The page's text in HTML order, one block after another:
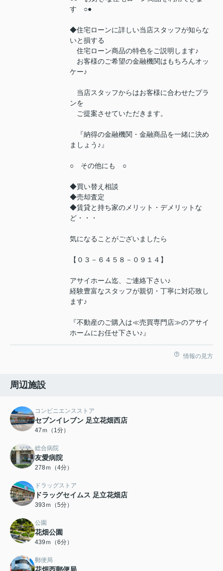
す ○●
◆住宅ローンに詳しい当店スタッフが知らな
いと損する
住宅ローン商品の特色をご説明します♪
お客様のご希望の金融機関はもちろんオッ
ケー♪
当店スタッフからはお客様に合わせたプラ
ンを
ご提案させていただきます。
『納得の金融機関・金融商品を一緒に決め
ましょう♪』
○ その他にも ○
◆買い替え相談
◆売却査定
◆賃貸と持ち家のメリット・デメリットな
ど・・・
気になることがございましたら
【０３－６４５８－０９１４】
アサイホーム迄、ご連絡下さい♪
経験豊富なスタッフが親切・丁寧に対応致し
ます♪
『不動産のご購入は≪売買専門店≫のアサイ
ホームにお任せ下さい♪』
情報の見方
周辺施設
コンビニエンスストア
セブンイレブン 足立花畑西店
47ｍ（1分）
総合病院
友愛病院
278ｍ（4分）
ドラッグストア
ドラッグセイムス 足立花畑店
393ｍ（5分）
公園
花畑公園
439ｍ（6分）
郵便局